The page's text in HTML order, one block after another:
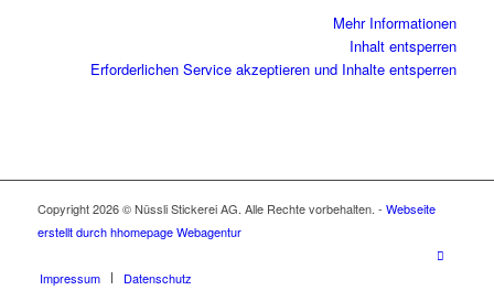
Mehr Informationen
Inhalt entsperren
Erforderlichen Service akzeptieren und Inhalte entsperren
Copyright 2026 © Nüssli Stickerei AG. Alle Rechte vorbehalten. - Webseite
erstellt durch hhomepage Webagentur
Impressum Datenschutz